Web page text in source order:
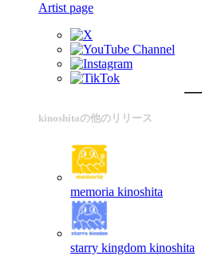
Artist page
kinoshitaの他のリリース
memoria kinoshita
starry kingdom kinoshita